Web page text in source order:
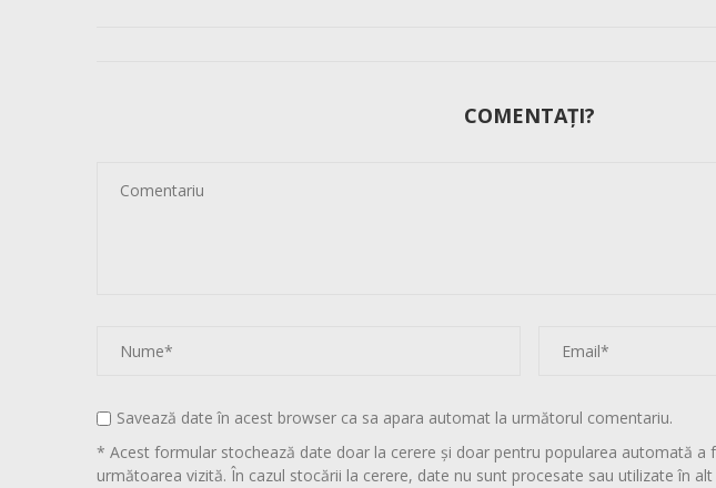
COMENTAȚI?
Savează date în acest browser ca sa apara automat la următorul comentariu.
* Acest formular stochează date doar la cerere și doar pentru popularea automată a
următoarea vizită. În cazul stocării la cerere, date nu sunt procesate sau utilizate în alt